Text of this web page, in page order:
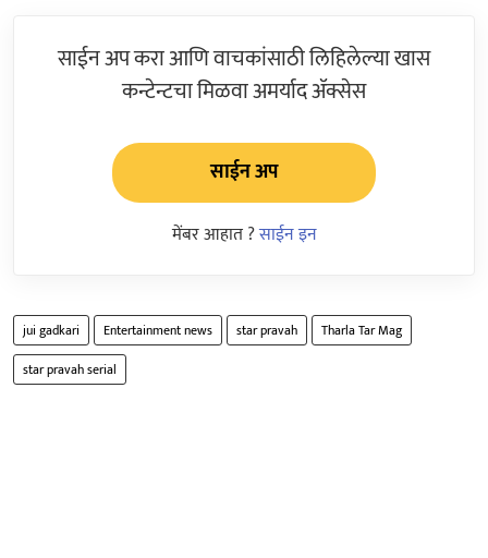
साईन अप करा आणि वाचकांसाठी लिहिलेल्या खास
कन्टेन्टचा मिळवा अमर्याद ॲक्सेस
साईन अप
मेंबर आहात ?साईन इन
jui gadkari Entertainment news star pravah
Tharla Tar Mag
star pravah serial